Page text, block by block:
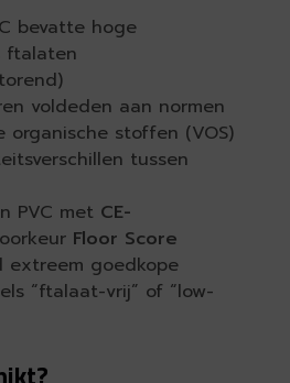
bevatte hoge
ftalaten
voldeden aan normen
organische stoffen (VOS)
tussen
PVC met CE-
Floor Score
extreem goedkope
“ftalaat-vrij” of “low-